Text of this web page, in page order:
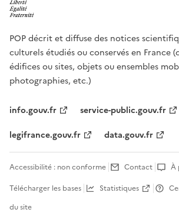
POP décrit et diffuse des notices
culturels étudiés ou conservés en France
édifices ou sites, objets ou ensembles
photographies, etc.)
info.gouv.fr
service-public.gouv.fr
legifrance.gouv.fr
data.gouv.fr
Accessibilité : non conforme Contact
À
Télécharger les bases
Statistiques
du site